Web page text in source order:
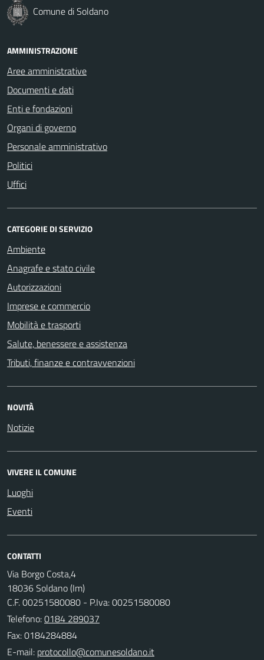
Comune di Soldano
AMMINISTRAZIONE
Aree amministrative
Documenti e dati
Enti e fondazioni
Organi di governo
Personale amministrativo
Politici
Uffici
CATEGORIE DI SERVIZIO
Ambiente
Anagrafe e stato civile
Autorizzazioni
Imprese e commercio
Mobilità e trasporti
Salute, benessere e assistenza
Tributi, finanze e contravvenzioni
NOVITÀ
Notizie
VIVERE IL COMUNE
Luoghi
Eventi
CONTATTI
Via Borgo Costa,4
18036 Soldano (Im)
C.F. 00251580080 - P.Iva: 00251580080
Telefono:0184 289037
Fax: 0184284884
E-mail: